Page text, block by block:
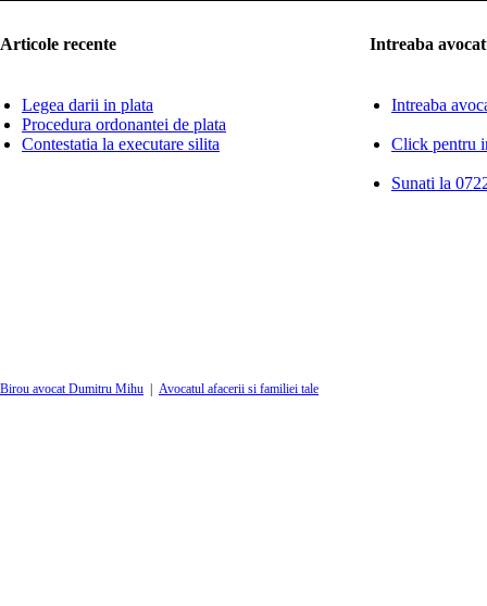
Articole recente
Legea darii in plata
Procedura ordonantei de plata
Contestatia la executare silita
Intreaba
Intreaba
Click pentru
Sunati la
Birou avocat Dumitru Mihu Avocatul afacerii si familiei tale